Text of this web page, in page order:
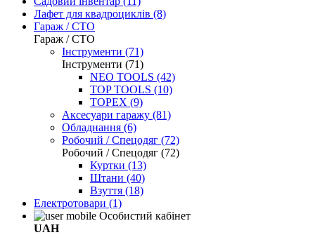
Лафет для квадроциклів (8)
Гараж / СТО
Гараж / СТО
Інструменти (71)
Інструменти (71)
NEO TOOLS (42)
TOP TOOLS (10)
TOPEX (9)
Аксесуари гаражу (81)
Обладнання (6)
Робочий / Спецодяг (72)
Робочий / Спецодяг (72)
Куртки (13)
Штани (40)
Взуття (18)
Електротовари (1)
Особистий кабінет
UAH